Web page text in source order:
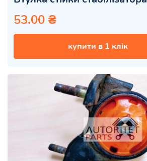
53.00 ₴
купити в 1 клік